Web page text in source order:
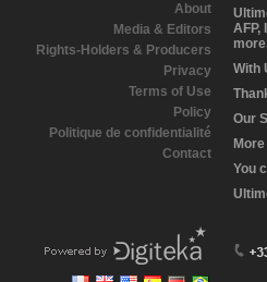
About
Media & Editors
Rights-Holders & Producers
Privacy
Terms of Use
Policy
Politique de confidentialité
Contact
AFP,
With
Our
You